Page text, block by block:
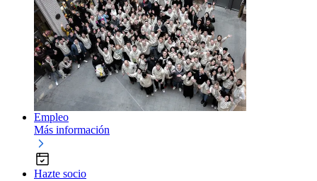
Empleo
Más información
Hazte socio